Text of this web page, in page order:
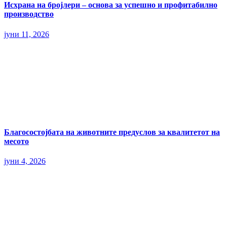
Исхрана на бројлери – основа за успешно и профитабилно
производство
јуни 11, 2026
Благосостојбата на животните предуслов за квалитетот на
месото
јуни 4, 2026